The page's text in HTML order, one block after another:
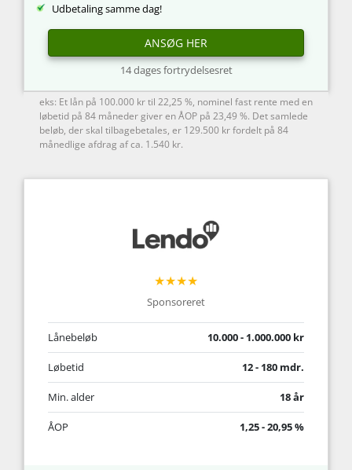
Udbetaling samme dag!
ANSØG HER
14 dages fortrydelsesret
eks: Et lån på 100.000 kr til 22,25 %, nominel fast rente med en
løbetid på 84 måneder giver en ÅOP på 23,49 %. Det samlede
beløb, der skal tilbagebetales, er 129.500 kr fordelt på 84
månedlige afdrag af ca. 1.540 kr.
★★★★
Sponsoreret
Lånebeløb 10.000 - 1.000.000 kr
Løbetid 12 - 180 mdr.
Min. alder 18 år
ÅOP 1,25 - 20,95 %